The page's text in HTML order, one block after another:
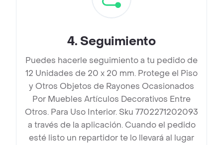
4. Seguimiento
Puedes hacerle seguimiento a tu pedido de
12 Unidades de 20 x 20 mm. Protege el Piso
y Otros Objetos de Rayones Ocasionados
Por Muebles Artículos Decorativos Entre
Otros. Para Uso Interior. Sku 7702271202093
a través de la aplicación. Cuando el pedido
esté listo un repartidor te lo llevará al lugar